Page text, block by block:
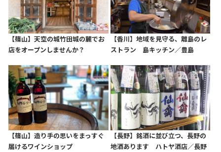
【篠山】天空の城竹田城の麓でお
店をオープンしませんか？
【香川】地域を見守る、離島のレ
ストラン 島キッチン／豊島
【篠山】造り手の思いをまっすぐ
届けるワインショップ
【長野】銘酒に並び立つ、長野の
地酒あります ハトヤ酒店／長野